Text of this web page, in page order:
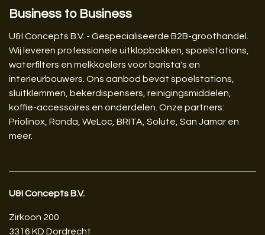
Business to Business
U&I Concepts B.V. - Gespecialiseerde B2B-groothandel.
Wij leveren professionele uitklopbakken, spoelstations,
waterfilters en melkkoelers voor barista's en
interieurbouwers. Ons aanbod bevat spoelstations,
sluitklemmen, bekerdispensers, reinigingsmiddelen,
koffie-accessoires en onderdelen. Onze partners:
Priolinox, Ronda, WeLoc, BRITA, Solute, San Jamar en
meer.
U&I Concepts B.V.​
Zirkoon 200
3316 KD Dordrecht